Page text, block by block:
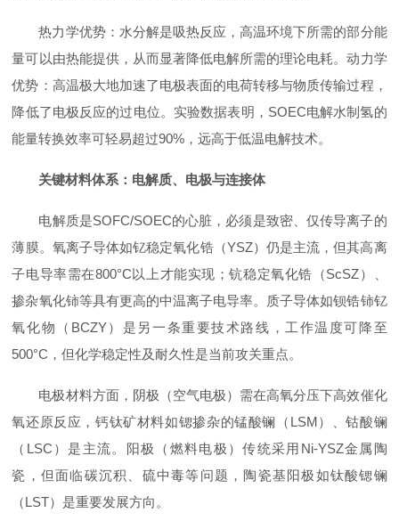
热力学优势：水分解是吸热反应，高温环境下所需的部分能
量可以由热能提供，从而显著降低电解所需的理论电耗。动力学
优势：高温极大地加速了电极表面的电荷转移与物质传输过程，
降低了电极反应的过电位。实验数据表明，SOEC电解水制氢的
能量转换效率可轻易超过90%，远高于低温电解技术。
关键材料体系：电解质、电极与连接体
电解质是SOFC/SOEC的心脏，必须是致密、仅传导离子的
薄膜。氧离子导体如钇稳定氧化锆（YSZ）仍是主流，但其高离
子电导率需在800°C以上才能实现；钪稳定氧化锆（ScSZ）、
掺杂氧化铈等具有更高的中温离子电导率。质子导体如钡锆铈钇
氧化物（BCZY）是另一条重要技术路线，工作温度可降至
500°C，但化学稳定性及耐久性是当前攻关重点。
电极材料方面，阴极（空气电极）需在高氧分压下高效催化
氧还原反应，钙钛矿材料如锶掺杂的锰酸镧（LSM）、钴酸镧
（LSC）是主流。阳极（燃料电极）传统采用Ni-YSZ金属陶
瓷，但面临碳沉积、硫中毒等问题，陶瓷基阳极如钛酸锶镧
（LST）是重要发展方向。